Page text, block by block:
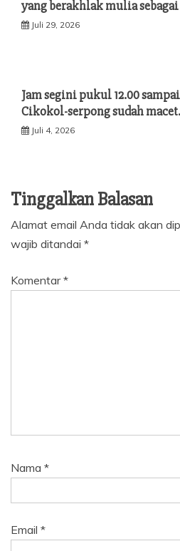
yang berakhlak mulia
Juli 29, 2026
Jam segini pukul 12.00
Cikokol-serpong sudah macet.
Juli 4, 2026
Tinggalkan Balasan
Alamat email Anda tidak akan
wajib ditandai *
Komentar*
Nama *
Email *